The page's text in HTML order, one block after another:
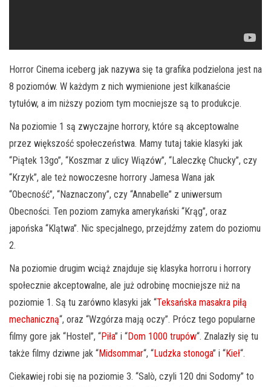
Horror Cinema iceberg jak nazywa się ta grafika podzielona jest na
8 poziomów. W każdym z nich wymienione jest kilkanaście
tytułów, a im niższy poziom tym mocniejsze są to produkcje.
Na poziomie 1 są zwyczajne horrory, które są akceptowalne
przez większość społeczeństwa. Mamy tutaj takie klasyki jak
“Piątek 13go”, “Koszmar z ulicy Wiązów”, “Laleczkę Chucky”, czy
“Krzyk”, ale też nowoczesne horrory Jamesa Wana jak
“Obecność”, “Naznaczony”, czy “Annabelle” z uniwersum
Obecności. Ten poziom zamyka amerykański “Krąg”, oraz
japońska “Klątwa”. Nic specjalnego, przejdźmy zatem do poziomu
2.
Na poziomie drugim wciąż znajduje się klasyka horroru i horrory
społecznie akceptowalne, ale już odrobinę mocniejsze niż na
poziomie 1. Są tu zarówno klasyki jak “Teksańska masakra piłą
mechaniczną“, oraz “Wzgórza mają oczy”. Prócz tego popularne
filmy gore jak “Hostel”, “Piła” i “Dom 1000 trupów“. Znalazły się tu
także filmy dziwne jak “Midsommar“, “Ludzka stonoga” i “Kieł“.
Ciekawiej robi się na poziomie 3. “Salò, czyli 120 dni Sodomy” to